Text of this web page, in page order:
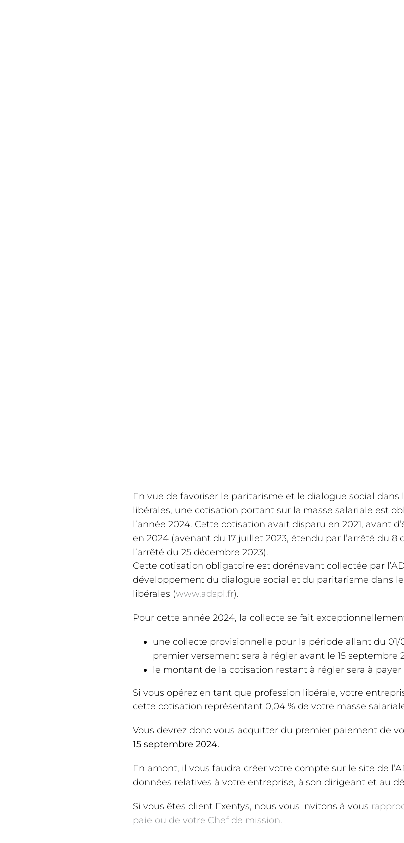
En vue de favoriser le paritarisme et le dialogue social dans
libérales, une cotisation portant sur la masse salariale est
l’année 2024. Cette cotisation avait disparu en 2021, avant
en 2024 (avenant du 17 juillet 2023, étendu par l’arrêté du
l’arrêté du 25 décembre 2023).
Cette cotisation obligatoire est dorénavant collectée par
développement du dialogue social et du paritarisme dans
libérales (www.adspl.fr).
Pour cette année 2024, la collecte se fait
une collecte provisionnelle pour la période allant du 01/
premier versement sera à régler avant le 15 septembre
le montant de la cotisation restant à régler sera à payer
Si vous opérez en tant que profession libérale, votre
cette cotisation représentant 0,04 % de votre masse
Vous devrez donc vous acquitter du premier paiement de
15 septembre 2024.
En amont, il vous faudra créer votre compte sur le site de
données relatives à votre entreprise, à son dirigeant et au
Si vous êtes client Exentys, nous vous invitons à vous
paie ou de votre Chef de mission.